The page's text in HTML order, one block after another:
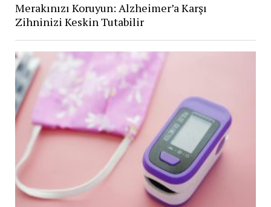
Merakınızı Koruyun: Alzheimer’a Karşı
Zihninizi Keskin Tutabilir